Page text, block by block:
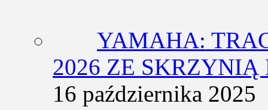
YAMAHA:
2026 ZE
16 października 2025